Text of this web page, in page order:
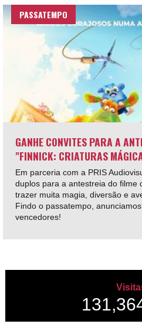
PASSATEMPO
GANHE CONVITES PARA A
"FINNICK: CRIATURAS
Em parceria com a PRIS
duplos para a antestreia do filme
trazer muita magia, diversão e
Findo o passatempo,
vencedores!